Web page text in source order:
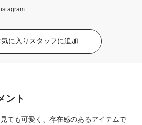
気に入りスタッフに追加
ント
ても可愛く、存在感のあるアイテムで